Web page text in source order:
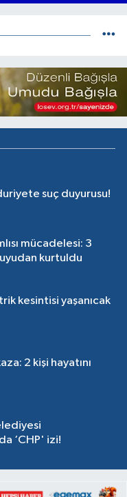
suç duyurusu!
mücadelesi: 3
kurtuldu
kesintisi yaşanıcak
2 kişi hayatını
‘CHP' izi!